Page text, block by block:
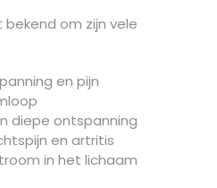
om zijn vele
en pijn
diepe ontspanning
en artritis
in het lichaam